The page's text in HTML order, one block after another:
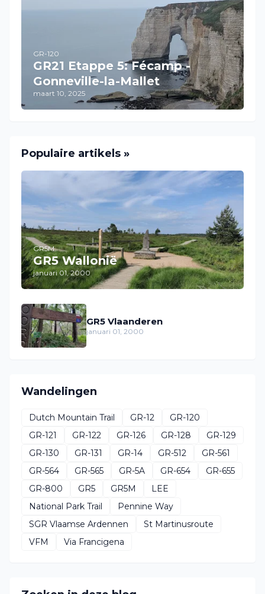
GR-120
GR21 Etappe 5: Fécamp -
Gonneville-la-Mallet
maart 10, 2025
Populaire artikels »
GR5M
GR5 Wallonië
januari 01, 2000
GR5 Vlaanderen
januari 01, 2000
Wandelingen
Dutch Mountain Trail GR-12
GR-120
GR-121
GR-122 GR-126 GR-128
GR-129
GR-130
GR-131 GR-14 GR-512
GR-561
GR-564
GR-565 GR-5A GR-654
GR-655
GR-800
GR5 GR5M
LEE
National Park Trail
Pennine Way
SGR Vlaamse Ardennen
St Martinusroute
VFM
Via Francigena